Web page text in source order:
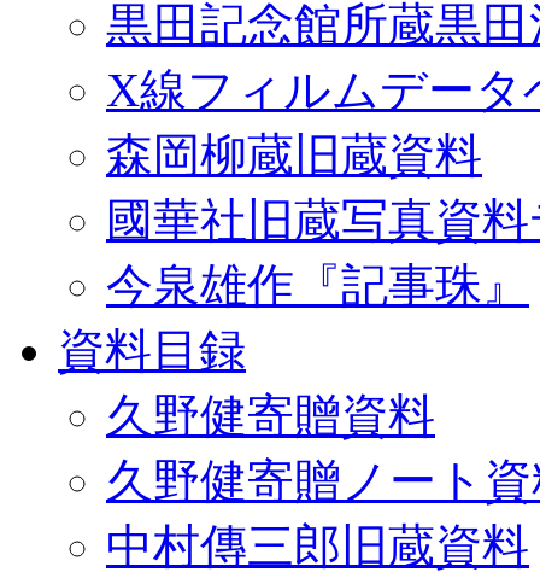
黒田記念館所蔵黒
X線フィルムデータ
森岡柳蔵旧蔵資料
國華社旧蔵写真資
今泉雄作『記事珠』
資料目録
久野健寄贈資料
久野健寄贈ノート
中村傳三郎旧蔵資料